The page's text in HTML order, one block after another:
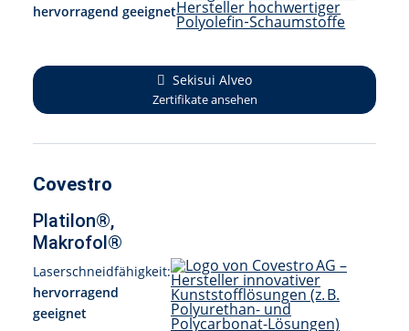
hervorragend geeignet
Sekisui Alveo
Zertifikate ansehen
Covestro
Platilon®,
Makrofol®
Laserschneidfähigkeit:
hervorragend
geeignet